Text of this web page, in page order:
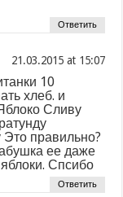
Ответить
at
10
хлеб. и
Сливу
Это правильно?
ее даже
Спсибо
Ответить